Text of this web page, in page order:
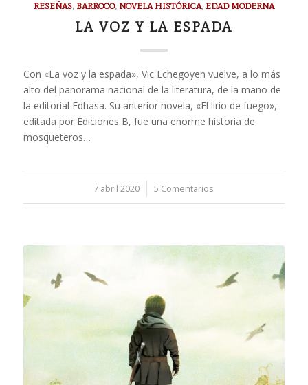
RESEÑAS, BARROCO, NOVELA HISTÓRICA, EDAD MODERNA
LA VOZ Y LA ESPADA
Con «La voz y la espada», Vic Echegoyen vuelve, a lo más
alto del panorama nacional de la literatura, de la mano de
la editorial Edhasa. Su anterior novela, «El lirio de fuego»,
editada por Ediciones B, fue una enorme historia de
mosqueteros…
7 abril 2020
/ 5 Comentarios